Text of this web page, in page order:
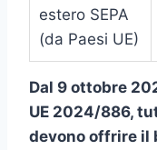
estero SEPA
(da Paesi UE)
Dal 9 ottobre
UE 2024/886,
devono offrire il